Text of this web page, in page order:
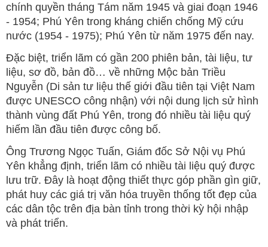
chính quyền tháng Tám năm 1945 và giai đoạn 1946
- 1954; Phú Yên trong kháng chiến chống Mỹ cứu
nước (1954 - 1975); Phú Yên từ năm 1975 đến nay.
Đặc biệt, triển lãm có gần 200 phiên bản, tài liệu, tư
liệu, sơ đồ, bản đồ… về những Mộc bản Triều
Nguyễn (Di sản tư liệu thế giới đầu tiên tại Việt Nam
được UNESCO công nhận) với nội dung lịch sử hình
thành vùng đất Phú Yên, trong đó nhiều tài liệu quý
hiếm lần đầu tiên được công bố.
Ông Trương Ngọc Tuấn, Giám đốc Sở Nội vụ Phú
Yên khẳng định, triển lãm có nhiều tài liệu quý được
lưu trữ. Đây là hoạt động thiết thực góp phần gìn giữ,
phát huy các giá trị văn hóa truyền thống tốt đẹp của
các dân tộc trên địa bàn tỉnh trong thời kỳ hội nhập
và phát triển.